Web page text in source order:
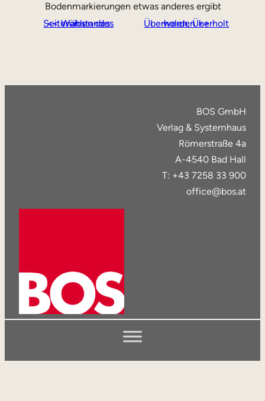
Bodenmarkierungen etwas anderes ergibt
<< Wählen des Seitenabstandes
Überholen, Überholt werden >>
BOS GmbH
Verlag & Systemhaus
Römerstraße 4a
A-4540 Bad Hall
T: +43 7258 33 900
office@bos.at